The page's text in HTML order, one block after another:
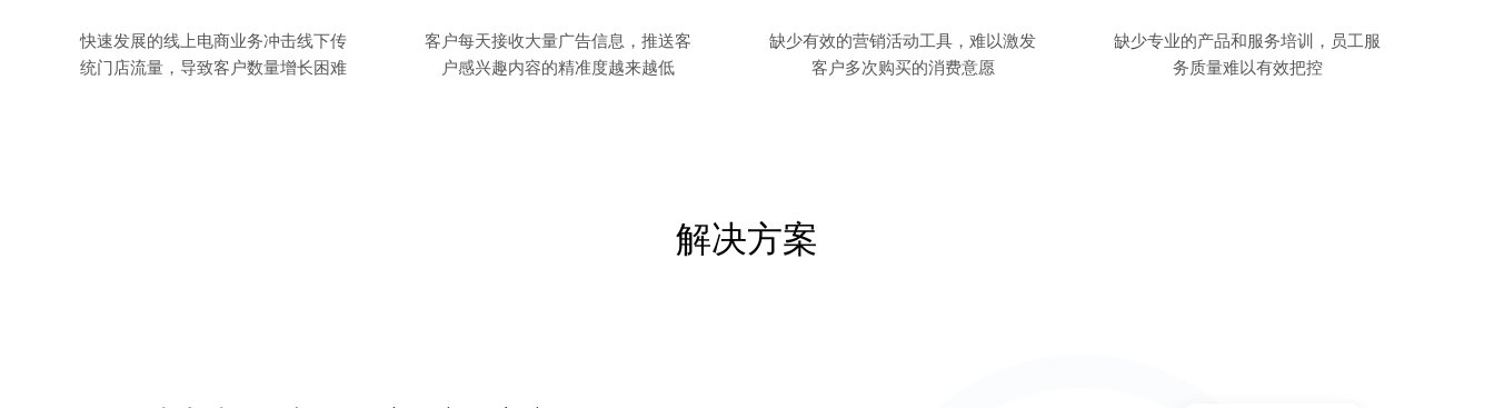
快速发展的线上电商业务冲击线下传
统门店流量，导致客户数量增长困难
客户每天接收大量广告信息，推送客
户感兴趣内容的精准度越来越低
缺少有效的营销活动工具，难以激发
客户多次购买的消费意愿
缺少专业的产品和服务培训，员工服
务质量难以有效把控
解决方案